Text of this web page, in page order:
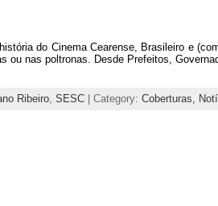
do Cinema Cearense, Brasileiro e
nas poltronas. Desde Prefeitos,
Ribeiro, SESC| Category: Coberturas,